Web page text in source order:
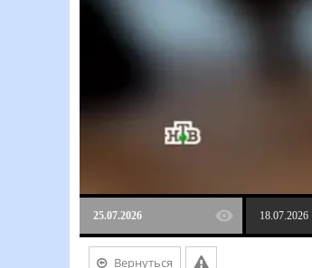
25.07.2026 18.07.2026
Вернуться